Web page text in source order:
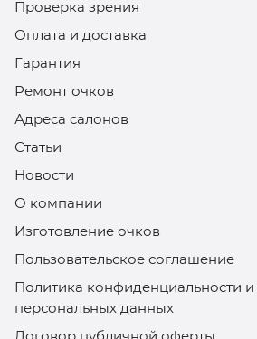
Проверка зрения
Оплата и доставка
Гарантия
Ремонт очков
Адреса салонов
Статьи
Новости
О компании
Изготовление очков
Пользовательское соглашение
Политика конфиденциальности
персональных данных